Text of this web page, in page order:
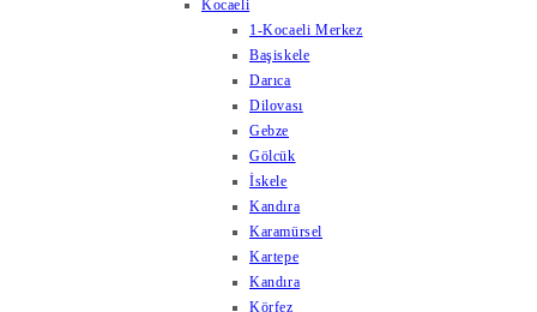
Kocaeli
1-Kocaeli Merkez
Başiskele
Darıca
Dilovası
Gebze
Gölcük
İskele
Kandıra
Karamürsel
Kartepe
Kandıra
Körfez